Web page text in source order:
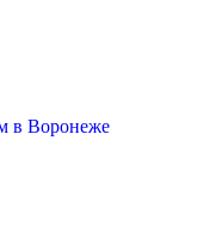
в Воронеже